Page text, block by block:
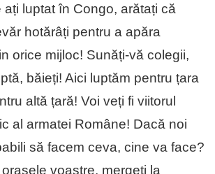
ați luptat în Congo, arătați că
hotărâți pentru a apăra
orice mijloc! Sunăți-vă colegii,
băieți! Aici luptăm pentru țara
altă țară! Voi veți fi viitorul
al armatei Române! Dacă noi
să facem ceva, cine va face?
voastre, mergeți la